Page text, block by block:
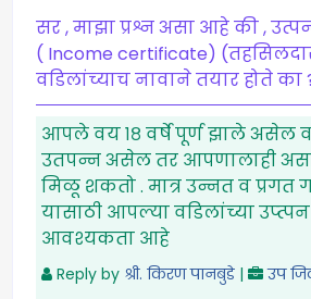
सर , माझा प्रश्न असा आहे की ,
( Income certificate)
वडिलांच्याच नावाने तयार होते का
आपले वय १८ वर्षे पूर्ण झाले असेल
उतपन्न असेल तर आपणालाही
मिळू शकतो . मात्र उन्नत व प्रगत
यासाठी आपल्या वडिलांच्या
आवश्यकता आहे
Reply by श्री. किरण पानबुडे | उप